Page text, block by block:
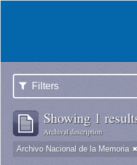
Filters
Showing 1
Archival description
Archivo Nacional de la Memoria